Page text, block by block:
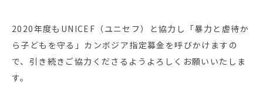
2020年度もUNICEF（ユニセフ）と協力し「暴力と虐待か
ら子どもを守る」カンボジア指定募金を呼びかけますの
で、引き続きご協力くださるようよろしくお願いいたしま
す。